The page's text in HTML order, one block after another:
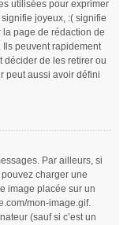
utilisées pour exprimer
joyeux, :( signifie
page de rédaction de
Ils peuvent rapidement
décider de les retirer ou
peut aussi avoir défini
Par ailleurs, si
charger une
image placée sur un
mon-image.gif.
(sauf si c’est un